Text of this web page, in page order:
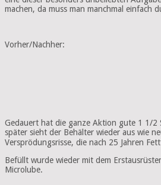
machen, da muss man manchmal einfach
Vorher/Nachher:
Gedauert hat die ganze Aktion gute 1 1/2
später sieht der Behälter wieder aus wie
Versprödungsrisse, die nach 25 Jahren
Befüllt wurde wieder mit dem
Microlube.